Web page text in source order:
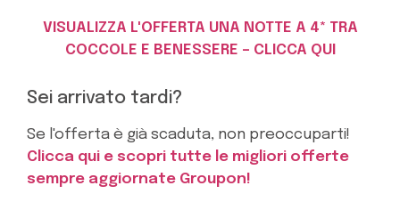
VISUALIZZA L'OFFERTA UNA NOTTE A 4* TRA
COCCOLE E BENESSERE – CLICCA QUI
Sei arrivato tardi?
Se l'offerta è già scaduta, non preoccuparti!
Clicca qui e scopri tutte le migliori offerte
sempre aggiornate Groupon!